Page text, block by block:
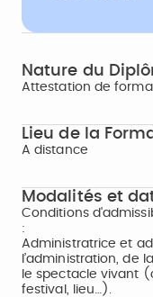
Nature du
Attestation de
Lieu de la
A distance
Modalités et
Conditions
:
Administratrice et
l’administration, de
le spectacle vivant
festival, lieu…).